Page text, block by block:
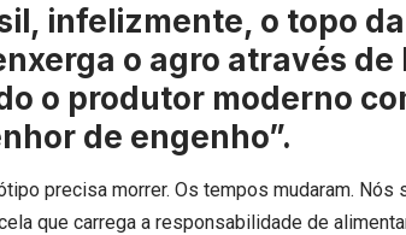
infelizmente, o topo
o agro através
o produtor moderno
de engenho”.
precisa morrer. Os tempos mudaram. Nós
que carrega a responsabilidade de